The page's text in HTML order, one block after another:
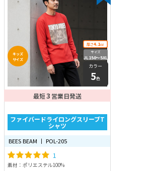
キッズ
サイズ
厚さ4.1oz
サイズ
JL150〜5XL
カラー
5色
最短3 営業日発送
ファイバードライロングスリーブT
シャツ
BEES BEAM 丨 POL-205
1
素材：ポリエステル100%